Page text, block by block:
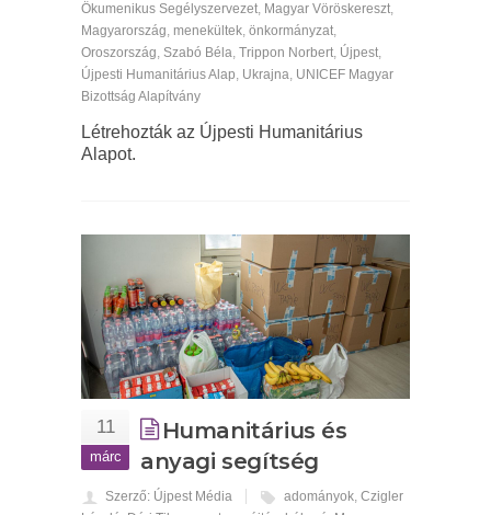
Ökumenikus Segélyszervezet, Magyar Vöröskereszt,
Magyarország, menekültek, önkormányzat,
Oroszország, Szabó Béla, Trippon Norbert, Újpest,
Újpesti Humanitárius Alap, Ukrajna, UNICEF Magyar
Bizottság Alapítvány
Létrehozták az Újpesti Humanitárius
Alapot.
11
márc
Humanitárius és
anyagi segítség
Szerző: Újpest Média adományok, Czigler